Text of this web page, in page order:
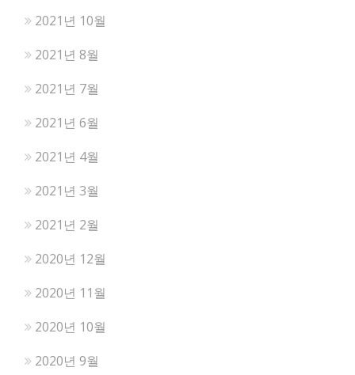
2021년 10월
2021년 8월
2021년 7월
2021년 6월
2021년 4월
2021년 3월
2021년 2월
2020년 12월
2020년 11월
2020년 10월
2020년 9월